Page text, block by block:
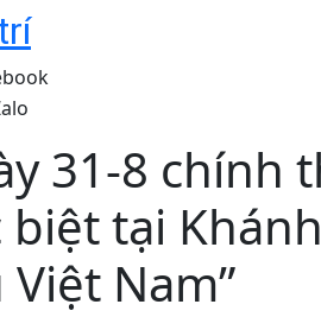
31-8 chính
biệt tại
Nam”